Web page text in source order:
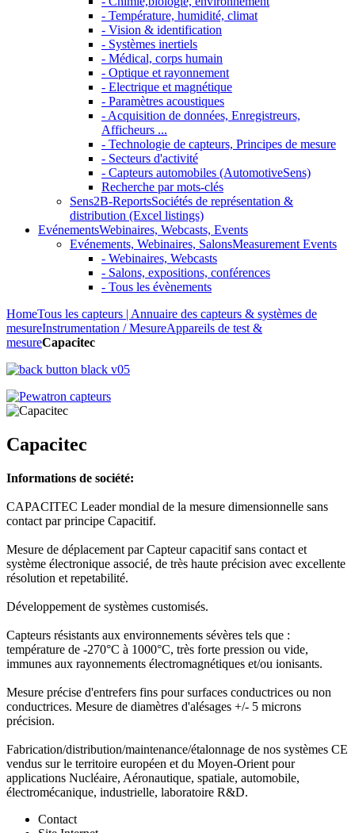
- Température, humidité, climat
- Vision & identification
- Systèmes inertiels
- Médical, corps humain
- Optique et rayonnement
- Electrique et magnétique
- Paramètres acoustiques
- Acquisition de données, Enregistreurs,
Afficheurs ...
- Technologie de capteurs, Principes de mesure
- Secteurs d'activité
- Capteurs automobiles (AutomotiveSens)
Recherche par mots-clés
Sens2B-ReportsSociétés de représentation &
distribution (Excel listings)
EvénementsWebinaires, Webcasts, Events
Evénements, Webinaires, SalonsMeasurement Events
- Webinaires, Webcasts
- Salons, expositions, conférences
- Tous les évènements
HomeTous les capteurs | Annuaire des capteurs & systèmes de
mesureInstrumentation / MesureAppareils de test &
mesureCapacitec
Capacitec
Informations de société:
CAPACITEC Leader mondial de la mesure dimensionnelle sans
contact par principe Capacitif.
Mesure de déplacement par Capteur capacitif sans contact et
système électronique associé, de très haute précision avec excellente
résolution et repetabilité.
Développement de systèmes customisés.
Capteurs résistants aux environnements sévères tels que :
température de -270°C à 1000°C, très forte pression ou vide,
immunes aux rayonnements électromagnétiques et/ou ionisants.
Mesure précise d'entrefers fins pour surfaces conductrices ou non
conductrices. Mesure de diamètres d'alésages +/- 5 microns
précision.
Fabrication/distribution/maintenance/étalonnage de nos systèmes CE
vendus sur le territoire européen et du Moyen-Orient pour
applications Nucléaire, Aéronautique, spatiale, automobile,
électromécanique, industrielle, laboratoire R&D.
Contact